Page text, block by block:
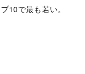
10で最も若い。